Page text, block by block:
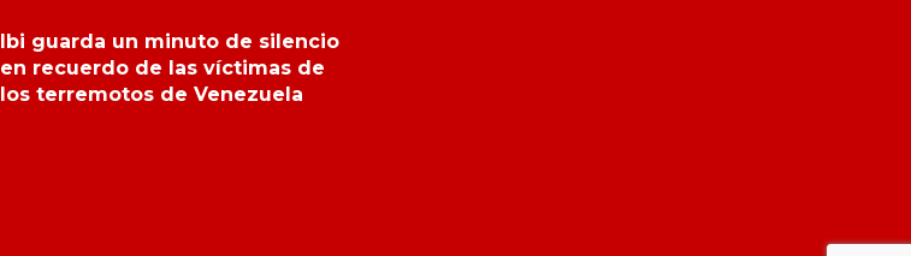
Ibi guarda un minuto de silencio
en recuerdo de las víctimas de
los terremotos de Venezuela